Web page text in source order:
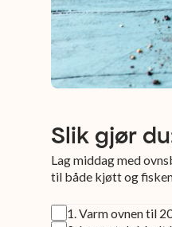
Slik gjør
Lag middag med
til både kjøtt og
1.Varm ovnen til